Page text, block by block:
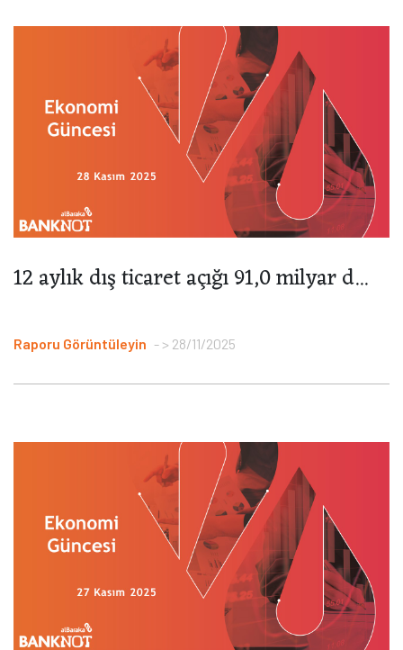
12 aylık dış ticaret açığı 91,0 milyar d...
Raporu Görüntüleyin > 28/11/2025